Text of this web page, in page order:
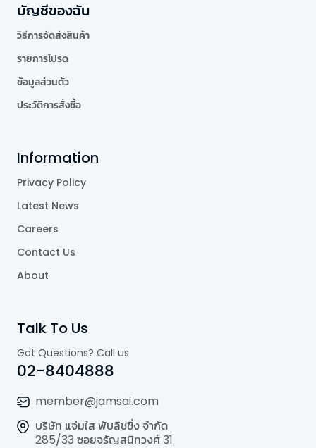
บัญชีของฉัน
วิธีการจัดส่งสินค้า
รายการโปรด
ข้อมูลส่วนตัว
ประวัติการสั่งซื้อ
Information
Privacy Policy
Latest News
Careers
Contact Us
About
Talk To Us
Got Questions? Call us
02-8404888
member@jamsai.com
บริษัท แจ่มใส พับลิชชิ่ง จำกัด
285/33 ซอยจรัญสนิทวงศ์ 31